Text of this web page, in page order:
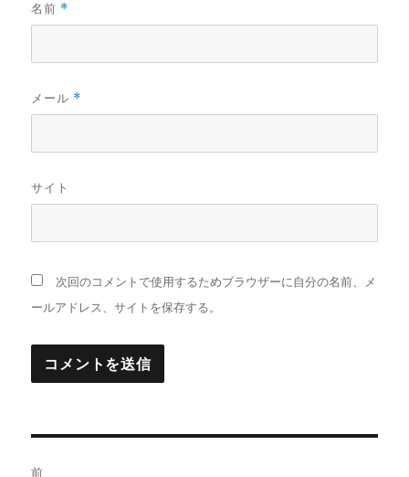
名前 *
メール *
サイト
次回のコメントで使用するためブラウザーに自分の名前、メ
ールアドレス、サイトを保存する。
前